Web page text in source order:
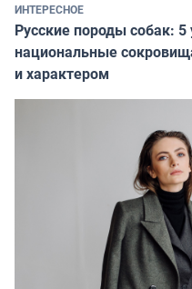
ИНТЕРЕСНОЕ
Русские породы собак:
национальные
и характером